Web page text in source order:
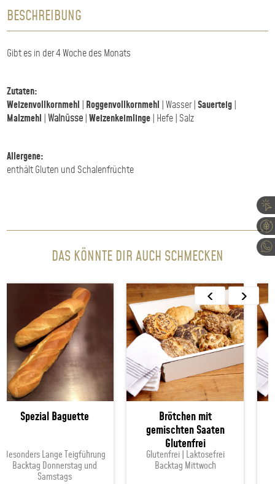
BESCHREIBUNG
Gibt es in der 4 Woche des Monats
Zutaten:
Weizenvollkornmehl | Roggenvollkornmehl | Wasser |Sauerteig |
Malzmehl |Walnüsse |Weizenkeimlinge | Hefe | Salz
Allergene:
enthält Gluten und Schalenfrüchte
DAS KÖNNTE DIR AUCH SCHMECKEN
Baguette
Lange Teigführung
Donnerstag und
Samstags
Brötchen mit
gemischten Saaten
Glutenfrei
Glutenfrei | Laktosefrei
Backtag Mittwoch